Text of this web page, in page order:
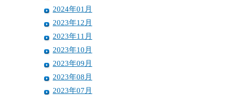
2024年01月
2023年12月
2023年11月
2023年10月
2023年09月
2023年08月
2023年07月